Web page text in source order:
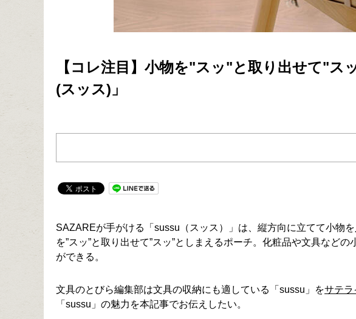
【コレ注目】小物を"スッ"と取り出せて"
(スッス)」
SAZAREが手がける「sussu（スッス）」は、縦方向に立てて小物
を”スッ”と取り出せて”スッ”としまえるポーチ。化粧品や文具など
ができる。
文具のとびら編集部は文具の収納にも適している「sussu」をサテラ
「sussu」の魅力を本記事でお伝えしたい。